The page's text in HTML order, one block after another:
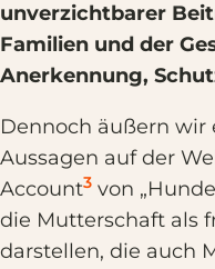
unverzichtbarer
Familien und der
Anerkennung,
Dennoch äußern wir
Aussagen auf der
Account3 von
die Mutterschaft als
darstellen, die auch